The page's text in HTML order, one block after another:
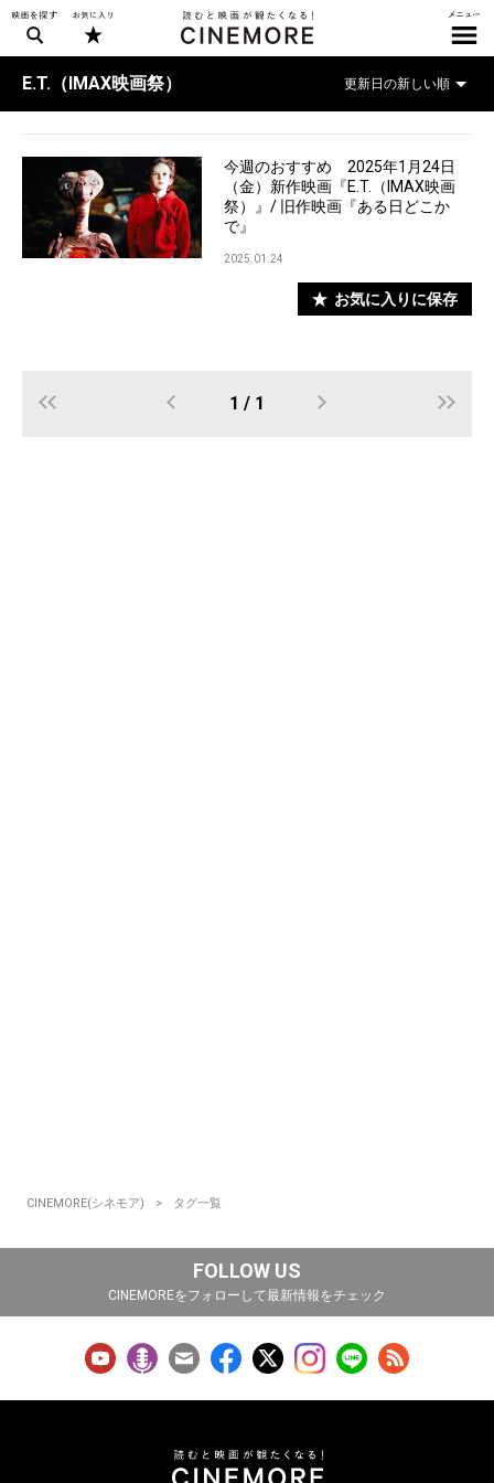
E.T.（IMAX映画祭）
今週のおすすめ 2025年1月24日
（金）新作映画『E.T.（IMAX映画
祭）』/ 旧作映画『ある日どこか
で』
2025.01.24
お気に入りに保存
1 / 1
CINEMORE(シネモア) タグ一覧
FOLLOW US
CINEMOREをフォローして最新情報をチェック